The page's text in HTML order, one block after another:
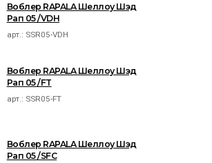
Воблер RAPALA Шеллоу Шэд
Рап 05 /VDH
арт.: SSR05-VDH
Воблер RAPALA Шеллоу Шэд
Рап 05 /FT
арт.: SSR05-FT
Воблер RAPALA Шеллоу Шэд
Рап 05 /SFC